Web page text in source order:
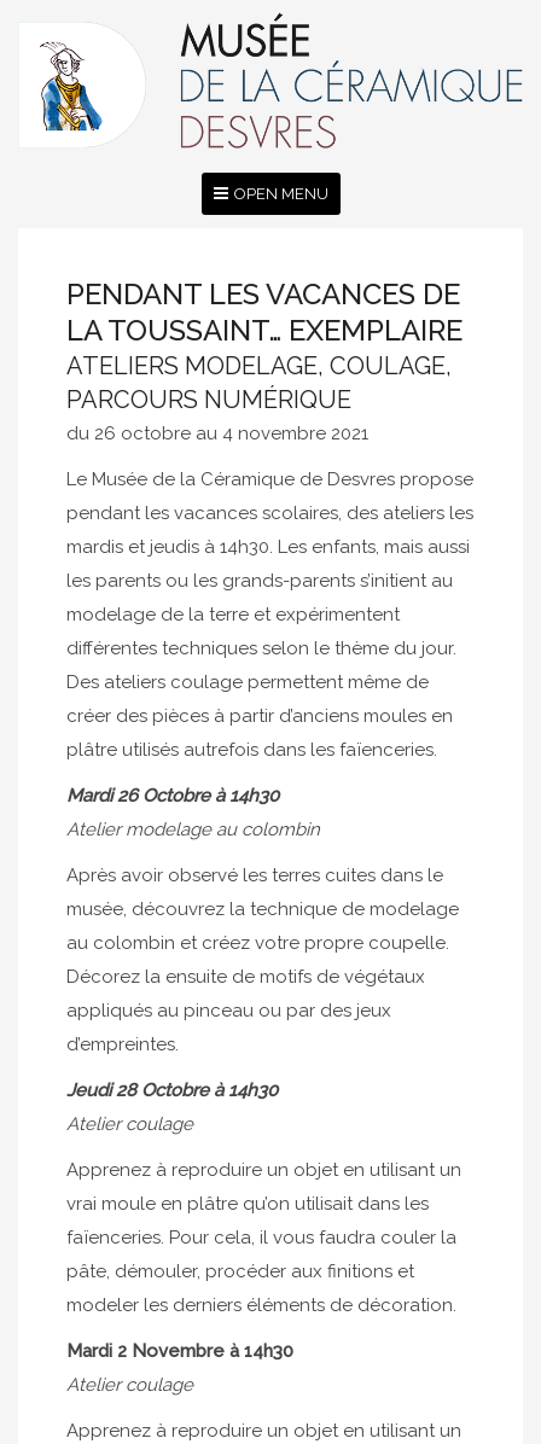
OPEN MENU
PENDANT LES VACANCES DE
LA TOUSSAINT… EXEMPLAIRE
ATELIERS MODELAGE, COULAGE,
PARCOURS NUMÉRIQUE
du 26 octobre au 4 novembre 2021
Le Musée de la Céramique de Desvres propose
pendant les vacances scolaires, des ateliers les
mardis et jeudis à 14h30. Les enfants, mais aussi
les parents ou les grands-parents s’initient au
modelage de la terre et expérimentent
différentes techniques selon le thème du jour.
Des ateliers coulage permettent même de
créer des pièces à partir d’anciens moules en
plâtre utilisés autrefois dans les faïenceries.
Mardi 26 Octobre à 14h30
Atelier modelage au colombin
Après avoir observé les terres cuites dans le
musée, découvrez la technique de modelage
au colombin et créez votre propre coupelle.
Décorez la ensuite de motifs de végétaux
appliqués au pinceau ou par des jeux
d’empreintes.
Jeudi 28 Octobre à 14h30
Atelier coulage
Apprenez à reproduire un objet en utilisant un
vrai moule en plâtre qu’on utilisait dans les
faïenceries. Pour cela, il vous faudra couler la
pâte, démouler, procéder aux finitions et
modeler les derniers éléments de décoration.
Mardi 2 Novembre à 14h30
Atelier coulage
Apprenez à reproduire un objet en utilisant un